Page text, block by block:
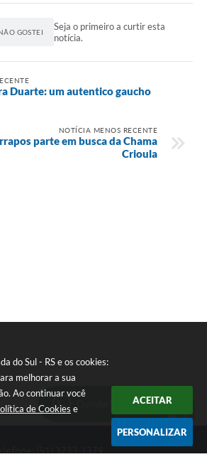
do Sul - RS e os cookies:
melhorar a sua
Ao continuar você
de Cookies e
ACEITAR
PERSONALIZAR
GOSTEI
Seja o primeiro a curtir esta
notícia.
Duarte: um autentico gaucho
NOTÍCIA MENOS RECENTE
parte em busca da Chama
Crioula
Ouvidoria Municipal